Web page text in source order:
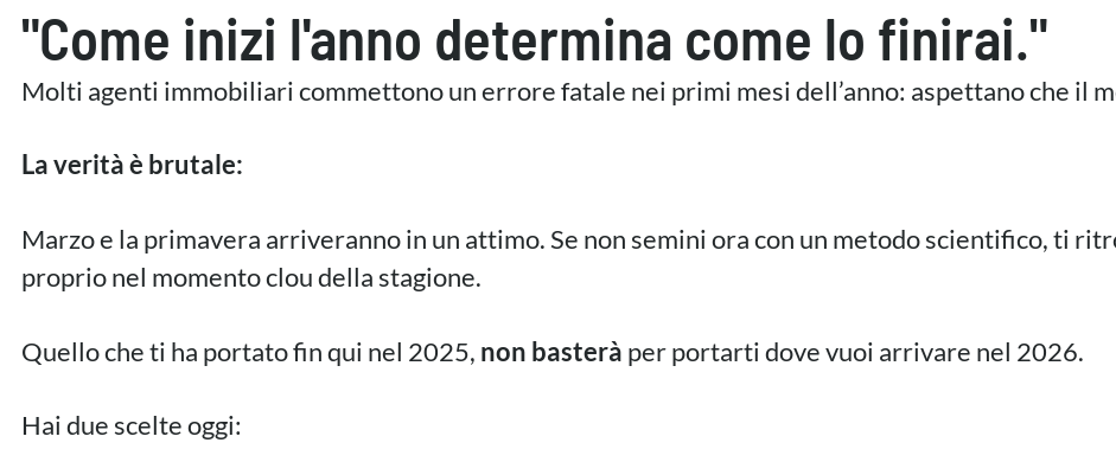
"Come inizi l'anno determina come lo finirai."
Molti agenti immobiliari commettono un errore fatale nei primi mesi dell’anno: aspettano che il
La verità è brutale:
Marzo e la primavera arriveranno in un attimo. Se non semini ora con un metodo scientifico, ti
proprio nel momento clou della stagione.
Quello che ti ha portato fin qui nel 2025, non basterà per portarti dove vuoi arrivare nel 2026.
Hai due scelte oggi: